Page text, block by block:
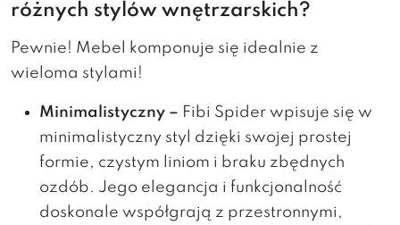
różnych stylów wnętrzarskich?
Pewnie! Mebel komponuje się idealnie z
wieloma stylami!
Minimalistyczny – Fibi Spider wpisuje się w
minimalistyczny styl dzięki swojej prostej
formie, czystym liniom i braku zbędnych
ozdób. Jego elegancja i funkcjonalność
doskonale współgrają z przestronnymi,